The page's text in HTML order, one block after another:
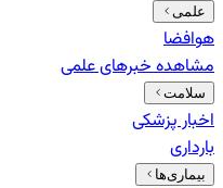
علمی
هوافضا
مشاهده خبرهایعلمی
سلامت
اخبار پزشکی
بارداری
بیماری‌ها